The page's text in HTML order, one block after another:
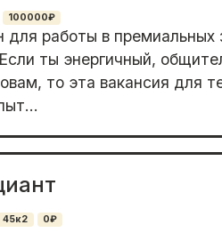
100000₽
для работы в премиальных
ты энергичный,
то эта вакансия для
45к2 0₽